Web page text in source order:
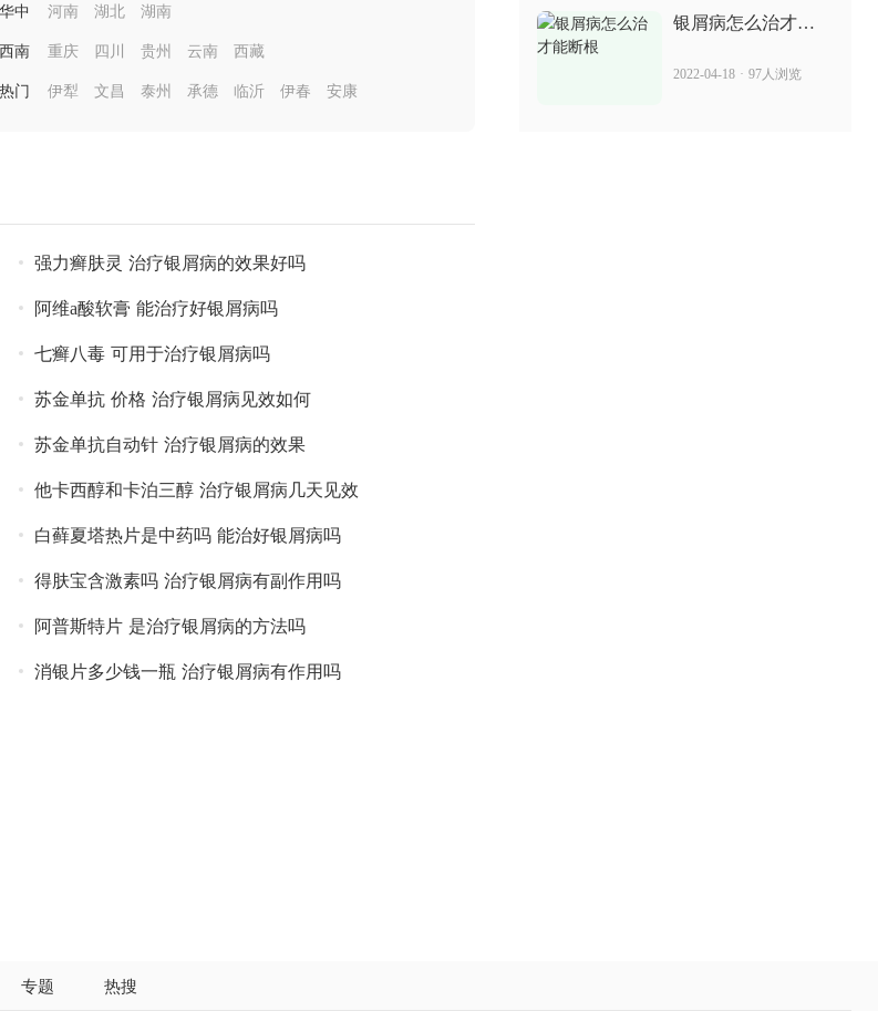
华中 河南 湖北 湖南
西南 重庆 四川 贵州 云南 西藏
热门 伊犁 文昌 泰州 承德 临沂 伊春 安康
强力癣肤灵 治疗银屑病的效果好吗
阿维a酸软膏 能治疗好银屑病吗
七癣八毒 可用于治疗银屑病吗
苏金单抗 价格 治疗银屑病见效如何
苏金单抗自动针 治疗银屑病的效果
他卡西醇和卡泊三醇 治疗银屑病几天见效
白藓夏塔热片是中药吗 能治好银屑病吗
得肤宝含激素吗 治疗银屑病有副作用吗
阿普斯特片 是治疗银屑病的方法吗
消银片多少钱一瓶 治疗银屑病有作用吗
银屑病怎么治才能
2022-04-18 · 97人浏览
专题 热搜